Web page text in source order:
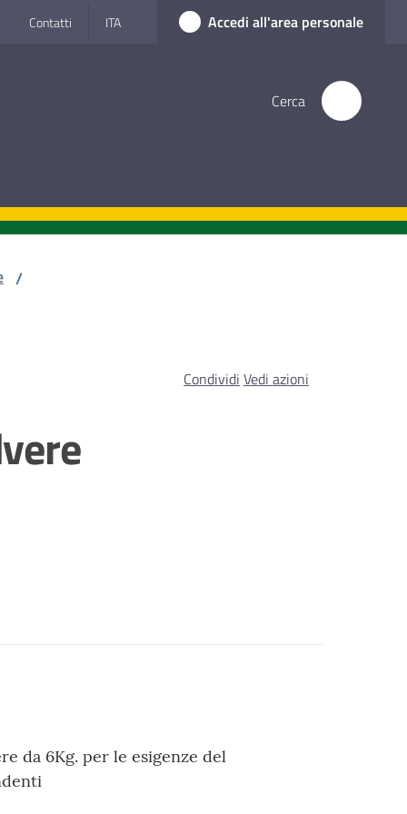
Contatti ITA Accedi all'area personale
Cerca
/
Condividi Vedi azioni
da 6Kg. per le esigenze del